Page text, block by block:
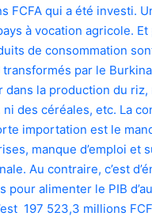
FCFA qui a été investi.
à vocation agricole. Et
de consommation
par le
dans la production du riz,
des céréales, etc. La
importation est le
manque d’emploi et
Au contraire, c’est
pour alimenter le PIB
197 523,3 millions